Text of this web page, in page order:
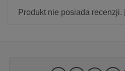
Produkt nie posiada recenzji.